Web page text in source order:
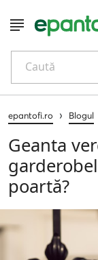
Caută
epantofi.ro › Blogul
Geanta
poartă?